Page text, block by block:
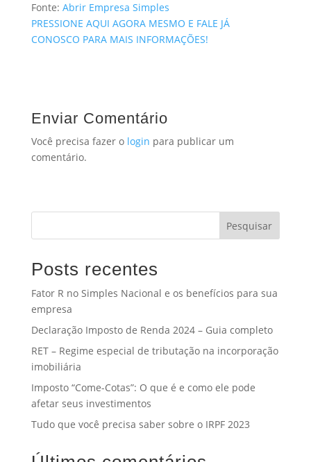
Fonte: Abrir Empresa Simples
PRESSIONE AQUI AGORA MESMO E FALE JÁ
CONOSCO PARA MAIS INFORMAÇÕES!
Enviar Comentário
Você precisa fazer o login para publicar um
comentário.
Pesquisar
Posts recentes
Fator R no Simples Nacional e os benefícios para sua
empresa
Declaração Imposto de Renda 2024 – Guia completo
RET – Regime especial de tributação na incorporação
imobiliária
Imposto “Come-Cotas”: O que é e como ele pode
afetar seus investimentos
Tudo que você precisa saber sobre o IRPF 2023